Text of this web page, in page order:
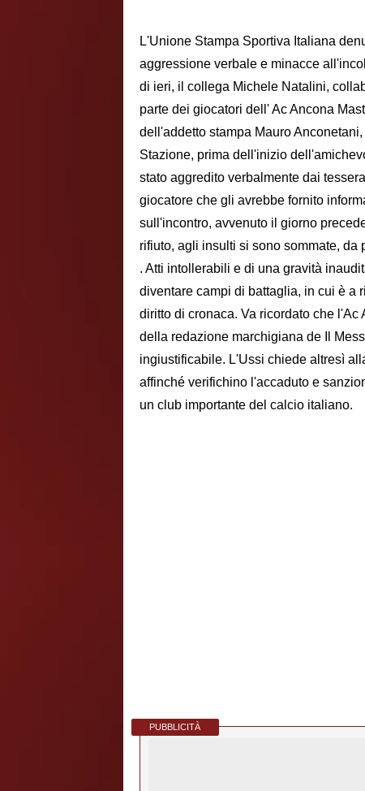
L'Unione Stampa Sportiva Italiana
aggressione verbale e minacce
di ieri, il collega Michele Natalini,
parte dei giocatori dell' Ac Ancona
dell'addetto stampa Mauro
Stazione, prima dell'inizio
stato aggredito verbalmente dai
giocatore che gli avrebbe fornito
sull'incontro, avvenuto il giorno
rifiuto, agli insulti si sono sommate,
. Atti intollerabili e di una gravità
diventare campi di battaglia, in cui è a
diritto di cronaca. Va ricordato che l'Ac
della redazione marchigiana de Il
ingiustificabile. L'Ussi chiede altresì
affinché verifichino l'accaduto e
un club importante del calcio italiano.
PUBBLICITÀ